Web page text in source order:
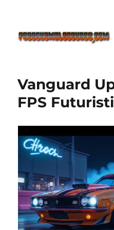
Defense Main
Ketagihan!
Vanguard
FPS